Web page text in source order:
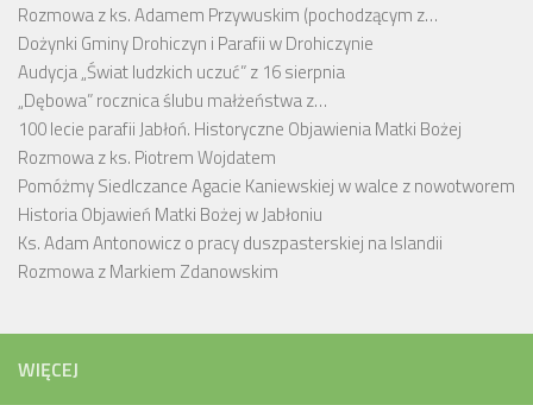
Rozmowa z ks. Adamem Przywuskim (pochodzącym z…
Dożynki Gminy Drohiczyn i Parafii w Drohiczynie
Audycja „Świat ludzkich uczuć” z 16 sierpnia
„Dębowa” rocznica ślubu małżeństwa z…
100 lecie parafii Jabłoń. Historyczne Objawienia Matki Bożej
Rozmowa z ks. Piotrem Wojdatem
Pomóżmy Siedlczance Agacie Kaniewskiej w walce z nowotworem
Historia Objawień Matki Bożej w Jabłoniu
Ks. Adam Antonowicz o pracy duszpasterskiej na Islandii
Rozmowa z Markiem Zdanowskim
WIĘCEJ